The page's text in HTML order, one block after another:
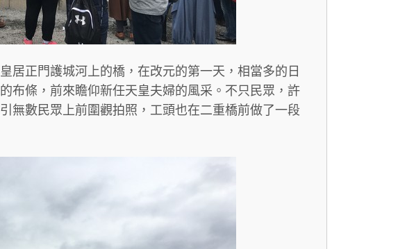
居正門護城河上的橋，在改元的第一天，相當多的日
布條，前來瞻仰新任天皇夫婦的風采。不只民眾，許
無數民眾上前圍觀拍照，工頭也在二重橋前做了一段